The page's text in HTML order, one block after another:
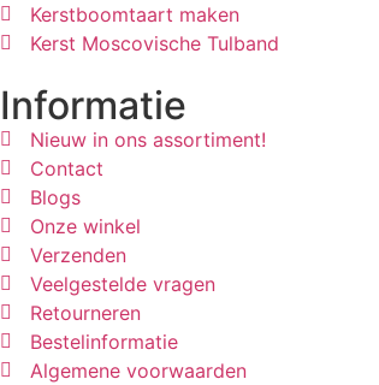
Kerstboomtaart maken
Kerst Moscovische Tulband
Informatie
Nieuw in ons assortiment!
Contact
Blogs
Onze winkel
Verzenden
Veelgestelde vragen
Retourneren
Bestelinformatie
Algemene voorwaarden